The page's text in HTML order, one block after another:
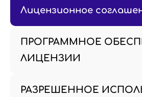
Лицензионное
ПРОГРАММНОЕ
ЛИЦЕНЗИИ
РАЗРЕШЕННОЕ